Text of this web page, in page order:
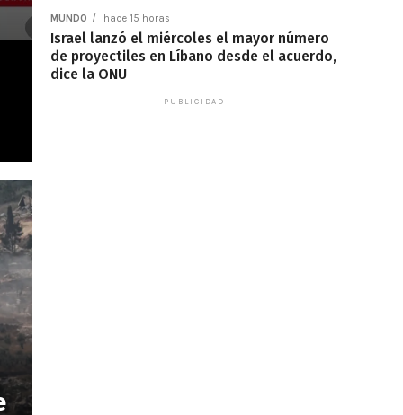
MUNDO hace 15 horas
Israel lanzó el miércoles el mayor número
de proyectiles en Líbano desde el acuerdo,
dice la ONU
PUBLICIDAD